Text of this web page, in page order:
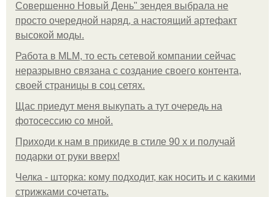
Совершенно Новый День" зендея выбрала не
просто очередной наряд, а настоящий артефакт
высокой моды.
Работа в MLM, то есть сетевой компании сейчас
неразрывно связана с создание своего контента,
своей страницы в соц сетях.
Щас приедут меня выкупать а тут очередь на
фотосессию со мной.
Приходи к нам в прикиде в стиле 90 х и получай
подарки от руки вверх!
Челка - шторка: кому подходит, как носить и с какими
стрижками сочетать.